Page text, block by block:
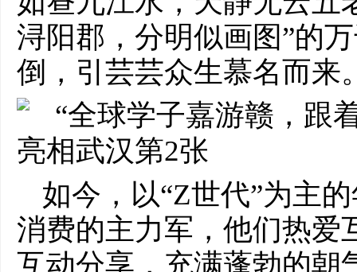
浔阳郡，分明似画图”的
倒，引芸芸众生慕名而来
如今，以“Z世代”为主
消费的主力军，他们热爱
互动分享，充满蓬勃的朝